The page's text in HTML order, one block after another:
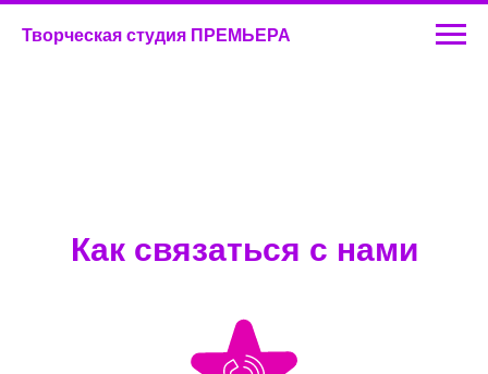
Творческая студия ПРЕМЬЕРА
Как связаться с нами